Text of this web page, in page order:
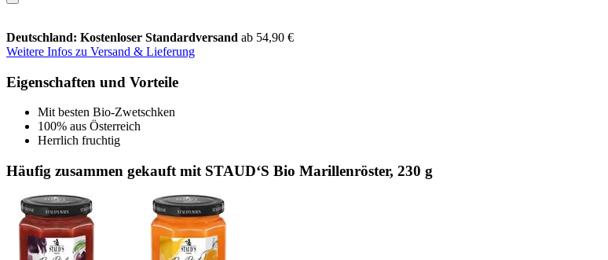
Deutschland: Kostenloser Standardversand ab 54,90 €
Weitere Infos zu Versand & Lieferung
Eigenschaften und Vorteile
Mit besten Bio-Zwetschken
100% aus Österreich
Herrlich fruchtig
Häufig zusammen gekauft mit STAUD‘S Bio Marillenröster, 230 g